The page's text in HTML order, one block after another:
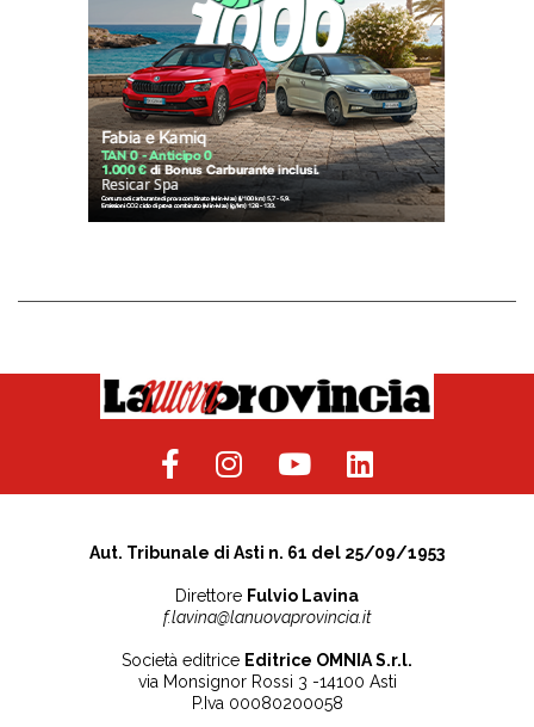
Aut. Tribunale di Asti n. 61 del 25/09/1953
Direttore Fulvio Lavina
f.lavina@lanuovaprovincia.it
Società editrice Editrice OMNIA S.r.l.
via Monsignor Rossi 3 -14100 Asti
P.Iva 00080200058